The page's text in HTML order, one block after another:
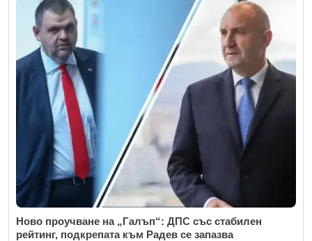
Ново проучване на „Галъп“: ДПС със стабилен
рейтинг, подкрепата към Радев се запазва